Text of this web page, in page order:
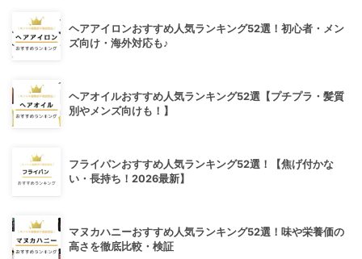
ヘアアイロンおすすめ人気ランキング52選！初心者・メン
ズ向け・海外対応も♪
ヘアオイルおすすめ人気ランキング52選【プチプラ・髪質
別やメンズ向けも！】
フライパンおすすめ人気ランキング52選！【焦げ付かな
い・長持ち！2026最新】
マヌカハニーおすすめ人気ランキング52選！味や栄養価の
高さを徹底比較・検証